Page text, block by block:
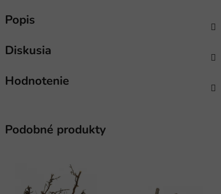
Popis
Diskusia
Hodnotenie
Podobné produkty